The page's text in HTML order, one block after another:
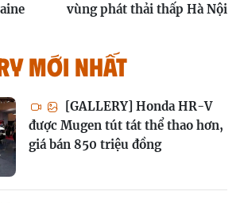
vùng phát thải thấp Hà Nội
MỚI NHẤT
[GALLERY] Honda HR-V
được Mugen tút tát thể thao hơn,
giá bán 850 triệu đồng